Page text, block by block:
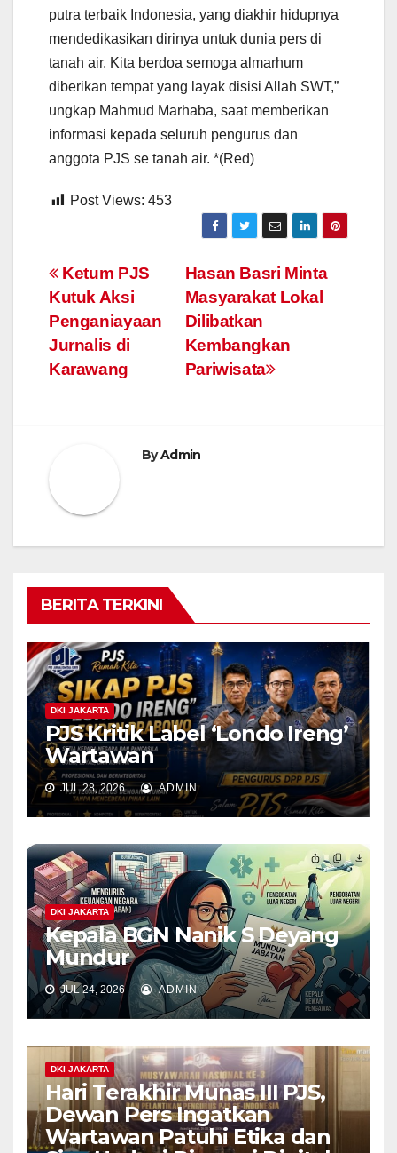
putra terbaik Indonesia, yang diakhir hidupnya
mendedikasikan dirinya untuk dunia pers di
tanah air. Kita berdoa semoga almarhum
diberikan tempat yang layak disisi Allah SWT,”
ungkap Mahmud Marhaba, saat memberikan
informasi kepada seluruh pengurus dan
anggota PJS se tanah air. *(Red)
Post Views: 453
Navigasi
pos
Hasan Basri Minta
Masyarakat Lokal
Dilibatkan
Kembangkan
Pariwisata
Ketum PJS
Kutuk Aksi
Penganiayaan
Jurnalis di
Karawang
ByAdmin
BERITA TERKINI
DKI JAKARTA
PJS Kritik Label ‘Londo Ireng’
Wartawan
JUL 28, 2026 ADMIN
DKI JAKARTA
Kepala BGN Nanik S Deyang
Mundur
JUL 24, 2026 ADMIN
DKI JAKARTA
Hari Terakhir Munas III PJS,
Dewan Pers Ingatkan
Wartawan Patuhi Etika dan